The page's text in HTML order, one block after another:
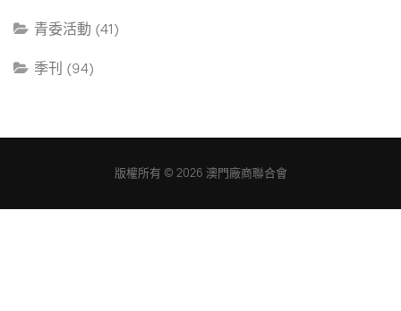
青委活動 (41)
季刊 (94)
版權所有 © 2026 澳門廠商聯合會